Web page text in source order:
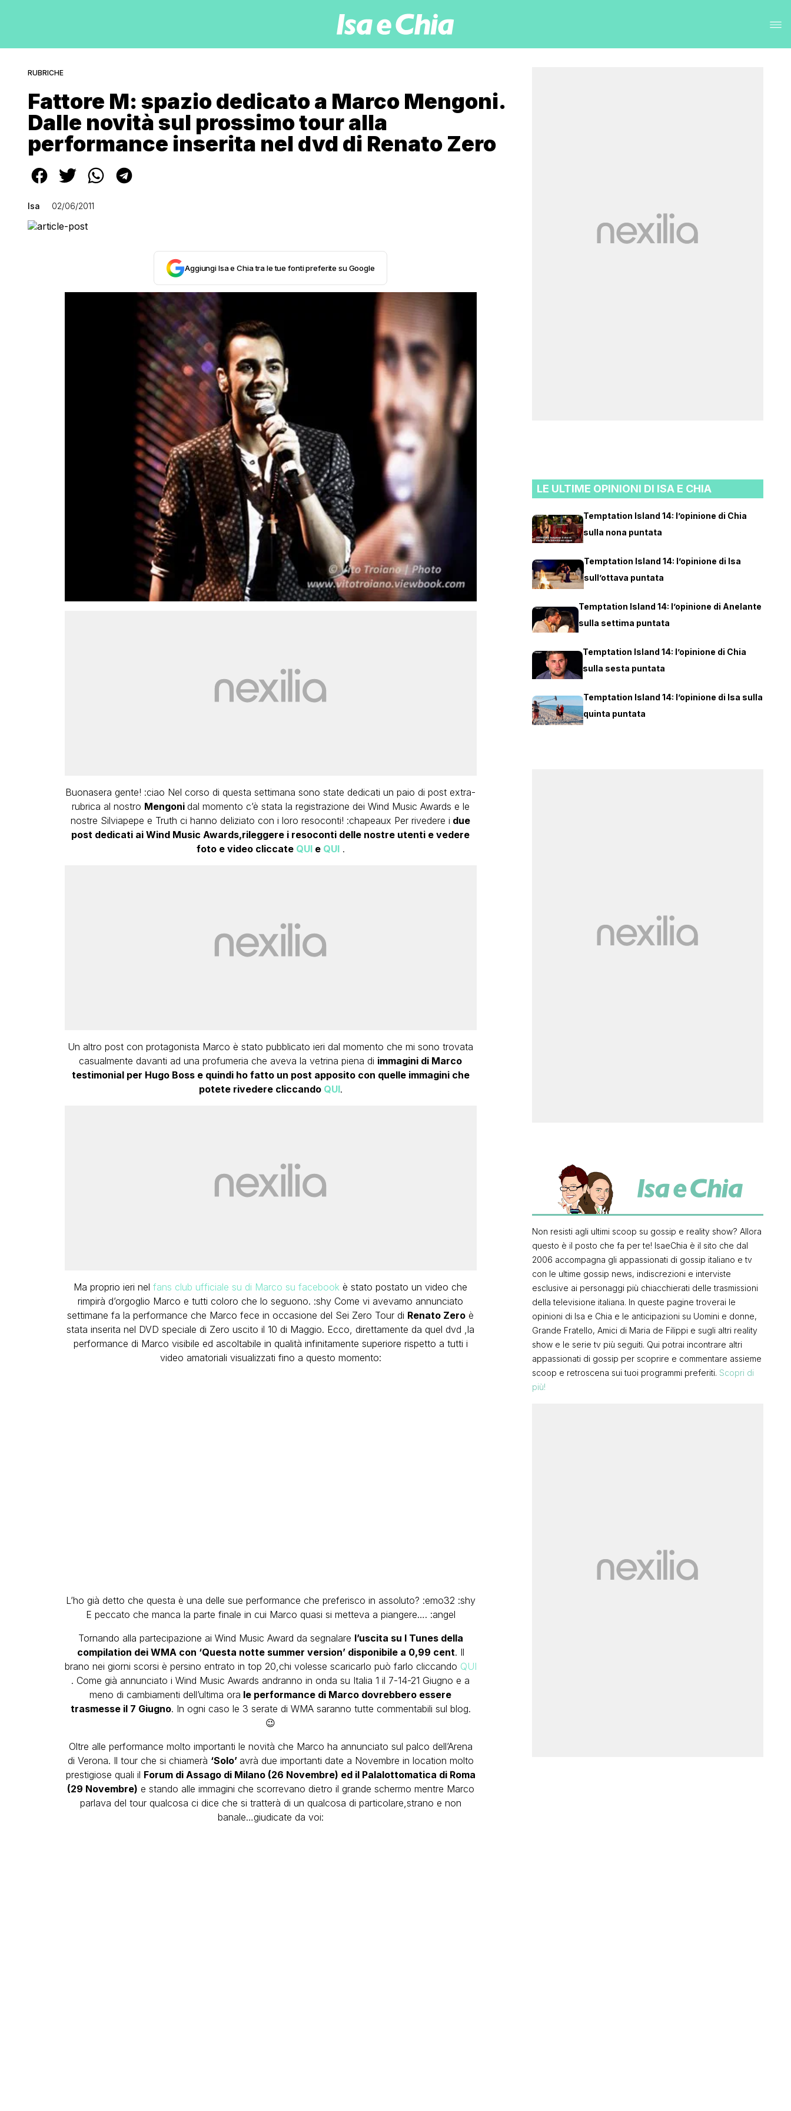
RUBRICHE
Fattore M: spazio dedicato a Marco Mengoni.
Dalle novità sul prossimo tour alla
performance inserita nel dvd di Renato Zero
Isa 02/06/2011
Aggiungi Isa e Chia tra le tue fonti preferite su Google
Buonasera gente! :ciao Nel corso di questa settimana sono state dedicati un paio di post extra-
rubrica al nostro Mengoni dal momento c’è stata la registrazione dei Wind Music Awards e le
nostre Silviapepe e Truth ci hanno deliziato con i loro resoconti! :chapeaux Per rivedere i due
post dedicati ai Wind Music Awards,rileggere i resoconti delle nostre utenti e vedere
foto e video cliccate QUI e QUI.
Un altro post con protagonista Marco è stato pubblicato ieri dal momento che mi sono trovata
casualmente davanti ad una profumeria che aveva la vetrina piena di immagini di Marco
testimonial per Hugo Boss e quindi ho fatto un post apposito con quelle immagini che
potete rivedere cliccando QUI.
Ma proprio ieri nel fans club ufficiale su di Marco su facebook è stato postato un video che
rimpirà d’orgoglio Marco e tutti coloro che lo seguono. :shy Come vi avevamo annunciato
settimane fa la performance che Marco fece in occasione del Sei Zero Tour di Renato Zero è
stata inserita nel DVD speciale di Zero uscito il 10 di Maggio. Ecco, direttamente da quel dvd ,la
performance di Marco visibile ed ascoltabile in qualità infinitamente superiore rispetto a tutti i
video amatoriali visualizzati fino a questo momento:
L’ho già detto che questa è una delle sue performance che preferisco in assoluto? :emo32 :shy
E peccato che manca la parte finale in cui Marco quasi si metteva a piangere…. :angel
Tornando alla partecipazione ai Wind Music Award da segnalare l’uscita su I Tunes della
compilation dei WMA con ‘Questa notte summer version’ disponibile a 0,99 cent. Il
brano nei giorni scorsi è persino entrato in top 20,chi volesse scaricarlo può farlo cliccando QUI
. Come già annunciato i Wind Music Awards andranno in onda su Italia 1 il 7-14-21 Giugno e a
meno di cambiamenti dell’ultima ora le performance di Marco dovrebbero essere
trasmesse il 7 Giugno. In ogni caso le 3 serate di WMA saranno tutte commentabili sul blog.
😉
Oltre alle performance molto importanti le novità che Marco ha annunciato sul palco dell’Arena
di Verona. Il tour che si chiamerà ‘Solo’ avrà due importanti date a Novembre in location molto
prestigiose quali il Forum di Assago di Milano (26 Novembre) ed il Palalottomatica di Roma
(29 Novembre) e stando alle immagini che scorrevano dietro il grande schermo mentre Marco
parlava del tour qualcosa ci dice che si tratterà di un qualcosa di particolare,strano e non
banale…giudicate da voi:
LE ULTIME OPINIONI DI ISA E CHIA
Temptation Island 14: l’opinione di Chia
sulla nona puntata
Temptation Island 14: l’opinione di Isa
sull’ottava puntata
Temptation Island 14: l’opinione di Anelante
sulla settima puntata
Temptation Island 14: l’opinione di Chia
sulla sesta puntata
Temptation Island 14: l’opinione di Isa sulla
quinta puntata
Non resisti agli ultimi scoop su gossip e reality show? Allora
questo è il posto che fa per te! IsaeChia è il sito che dal
2006 accompagna gli appassionati di gossip italiano e tv
con le ultime gossip news, indiscrezioni e interviste
esclusive ai personaggi più chiacchierati delle trasmissioni
della televisione italiana. In queste pagine troverai le
opinioni di Isa e Chia e le anticipazioni su Uomini e donne,
Grande Fratello, Amici di Maria de Filippi e sugli altri reality
show e le serie tv più seguiti. Qui potrai incontrare altri
appassionati di gossip per scoprire e commentare assieme
scoop e retroscena sui tuoi programmi preferiti. Scopri di
più!